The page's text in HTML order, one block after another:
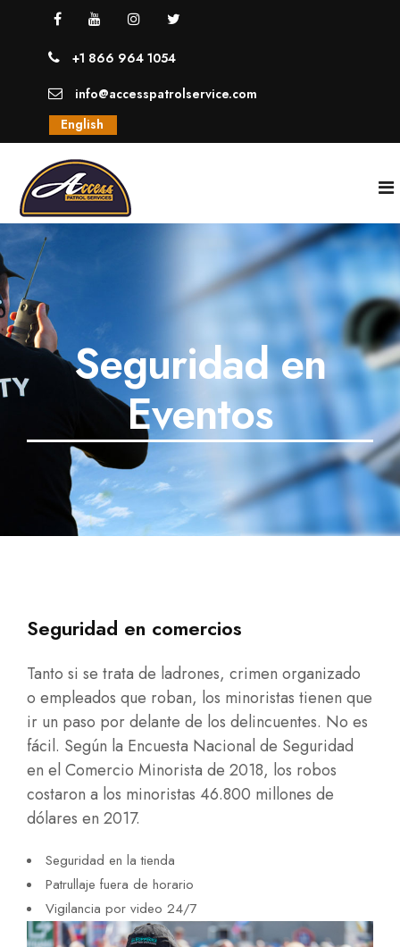
+1 866 964 1054
info@accesspatrolservice.com
English
INICIO
NOSOTROS
SERVICIOS
GUARDIAS UNIFORMADOS
TECNOLOGÍA
TRABAJOS
PREGUNTAS FRECUENTES
Seguridad en
Eventos
Seguridad en comercios
Tanto si se trata de ladrones, crimen organizado
o empleados que roban, los minoristas tienen que
ir un paso por delante de los delincuentes. No es
fácil. Según la Encuesta Nacional de Seguridad
en el Comercio Minorista de 2018, los robos
costaron a los minoristas 46.800 millones de
dólares en 2017.
Seguridad en la tienda
Patrullaje fuera de horario
Vigilancia por video 24/7